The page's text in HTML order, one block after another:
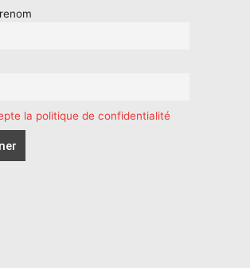
la politique de confidentialité